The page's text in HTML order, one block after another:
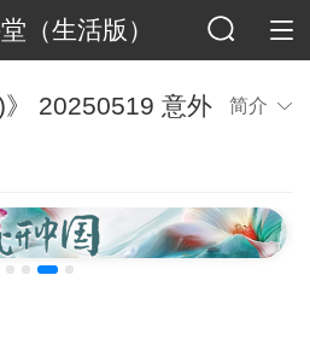
（生活版）
》 20250519 意外
简介